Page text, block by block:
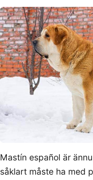
Mastín español är
såklart måste ha med